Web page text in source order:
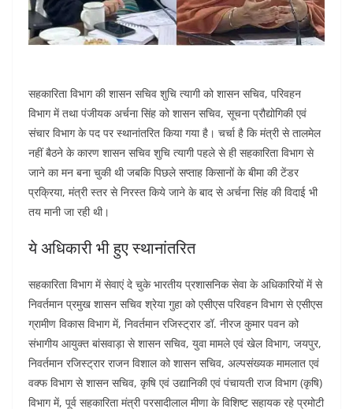
सहकारिता विभाग की शासन सचिव शुचि त्यागी को शासन सचिव, परिवहन
विभाग में तथा पंजीयक अर्चना सिंह को शासन सचिव, सूचना प्रौद्योगिकी एवं
संचार विभाग के पद पर स्थानांतरित किया गया है। चर्चा है कि मंत्री से तालमेल
नहीं बैठने के कारण शासन सचिव शुचि त्यागी पहले से ही सहकारिता विभाग से
जाने का मन बना चुकी थी जबकि पिछले सप्ताह किसानों के बीमा की टेंडर
प्रक्रिया, मंत्री स्तर से निरस्त किये जाने के बाद से अर्चना सिंह की विदाई भी
तय मानी जा रही थी।
ये अधिकारी भी हुए स्थानांतरित
सहकारिता विभाग में सेवाएं दे चुके भारतीय प्रशासनिक सेवा के अधिकारियों में से
निवर्तमान प्रमुख शासन सचिव श्रेया गुहा को एसीएस परिवहन विभाग से एसीएस
ग्रामीण विकास विभाग में, निवर्तमान रजिस्ट्रार डॉ. नीरज कुमार पवन को
संभागीय आयुक्त बांसवाड़ा से शासन सचिव, युवा मामले एवं खेल विभाग, जयपुर,
निवर्तमान रजिस्ट्रार राजन विशाल को शासन सचिव, अल्पसंख्यक मामलात एवं
वक्फ विभाग से शासन सचिव, कृषि एवं उद्यानिकी एवं पंचायती राज विभाग (कृषि)
विभाग में, पूर्व सहकारिता मंत्री परसादीलाल मीणा के विशिष्ट सहायक रहे प्रमोटी